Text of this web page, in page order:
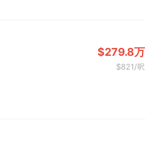
$279.8万
$821/呎